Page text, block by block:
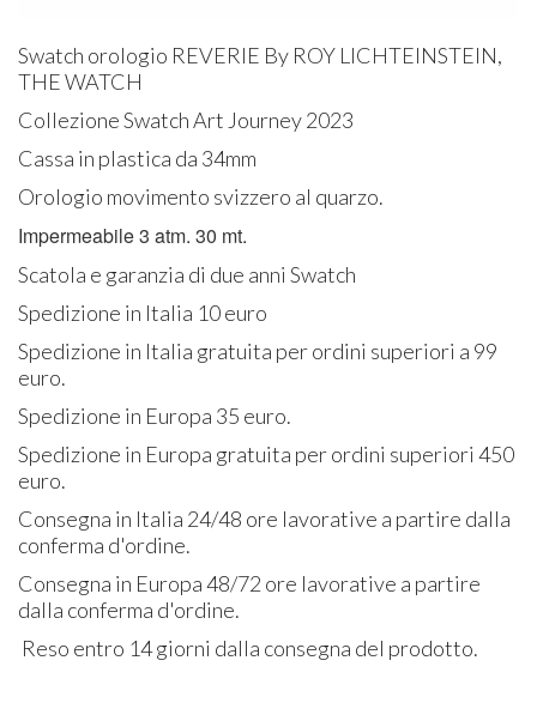
Swatch orologio REVERIE By ROY LICHTEINSTEIN,
THE WATCH
Collezione Swatch Art Journey 2023
Cassa in plastica da 34mm
Orologio movimento svizzero al quarzo.
Impermeabile 3 atm. 30 mt.
Scatola e garanzia di due anni Swatch
Spedizione in Italia 10 euro
Spedizione in Italia gratuita per ordini superiori a 99
euro.
Spedizione in Europa 35 euro.
Spedizione in Europa gratuita per ordini superiori 450
euro.
Consegna in Italia 24/48 ore lavorative a partire dalla
conferma d'ordine.
Consegna in Europa 48/72 ore lavorative a partire
dalla conferma d'ordine.
Reso entro 14 giorni dalla consegna del prodotto.